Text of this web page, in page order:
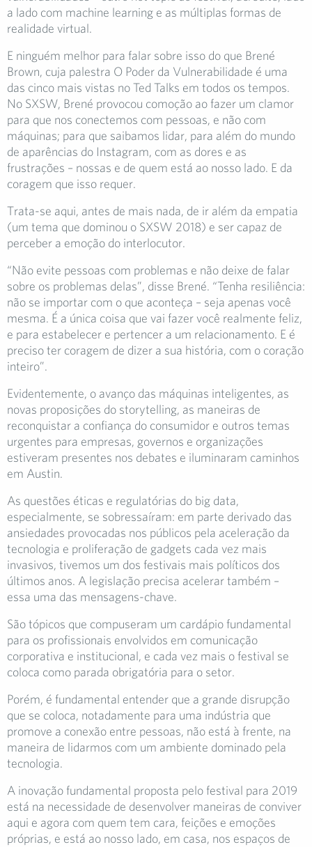
a lado com machine learning e as múltiplas formas de
realidade virtual.
E ninguém melhor para falar sobre isso do que Brené
Brown, cuja palestra O Poder da Vulnerabilidade é uma
das cinco mais vistas no Ted Talks em todos os tempos.
No SXSW, Brené provocou comoção ao fazer um clamor
para que nos conectemos com pessoas, e não com
máquinas; para que saibamos lidar, para além do mundo
de aparências do Instagram, com as dores e as
frustrações – nossas e de quem está ao nosso lado. E da
coragem que isso requer.
Trata-se aqui, antes de mais nada, de ir além da empatia
(um tema que dominou o SXSW 2018) e ser capaz de
perceber a emoção do interlocutor.
“Não evite pessoas com problemas e não deixe de falar
sobre os problemas delas”, disse Brené. “Tenha resiliência:
não se importar com o que aconteça – seja apenas você
mesma. É a única coisa que vai fazer você realmente feliz,
e para estabelecer e pertencer a um relacionamento. E é
preciso ter coragem de dizer a sua história, com o coração
inteiro”.
Evidentemente, o avanço das máquinas inteligentes, as
novas proposições do storytelling, as maneiras de
reconquistar a confiança do consumidor e outros temas
urgentes para empresas, governos e organizações
estiveram presentes nos debates e iluminaram caminhos
em Austin.
As questões éticas e regulatórias do big data,
especialmente, se sobressaíram: em parte derivado das
ansiedades provocadas nos públicos pela aceleração da
tecnologia e proliferação de gadgets cada vez mais
invasivos, tivemos um dos festivais mais políticos dos
últimos anos. A legislação precisa acelerar também –
essa uma das mensagens-chave.
São tópicos que compuseram um cardápio fundamental
para os profissionais envolvidos em comunicação
corporativa e institucional, e cada vez mais o festival se
coloca como parada obrigatória para o setor.
Porém, é fundamental entender que a grande disrupção
que se coloca, notadamente para uma indústria que
promove a conexão entre pessoas, não está à frente, na
maneira de lidarmos com um ambiente dominado pela
tecnologia.
A inovação fundamental proposta pelo festival para 2019
está na necessidade de desenvolver maneiras de conviver
aqui e agora com quem tem cara, feições e emoções
próprias, e está ao nosso lado, em casa, nos espaços de